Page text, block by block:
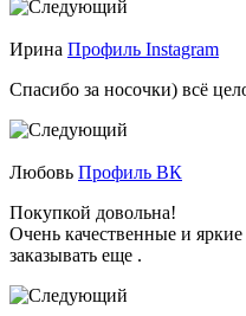
Ирина Профиль Instagram
Спасибо за носочки) всё
Любовь Профиль ВК
Покупкой довольна!
Очень качественные и
заказывать еще .